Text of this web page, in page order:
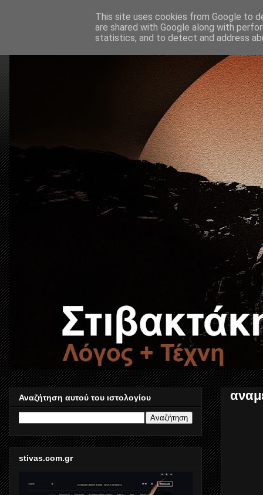
Αναζήτηση αυτού του ιστολογίου
stivas.com.gr
This site uses cookies from Google to
are shared with Google along with
statistics, and to detect and address